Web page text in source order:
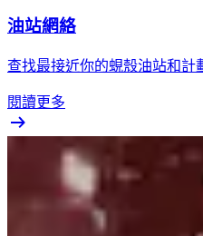
油站網絡
查找最接近你的蜆殼油站和計
閱讀更多